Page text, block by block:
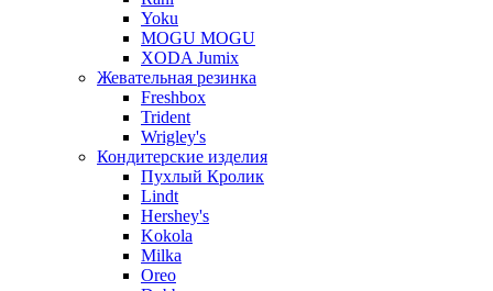
Yoku
MOGU MOGU
XODA Jumix
Жевательная резинка
Freshbox
Trident
Wrigley's
Кондитерские изделия
Пухлый Кролик
Lindt
Hershey's
Kokola
Milka
Oreo